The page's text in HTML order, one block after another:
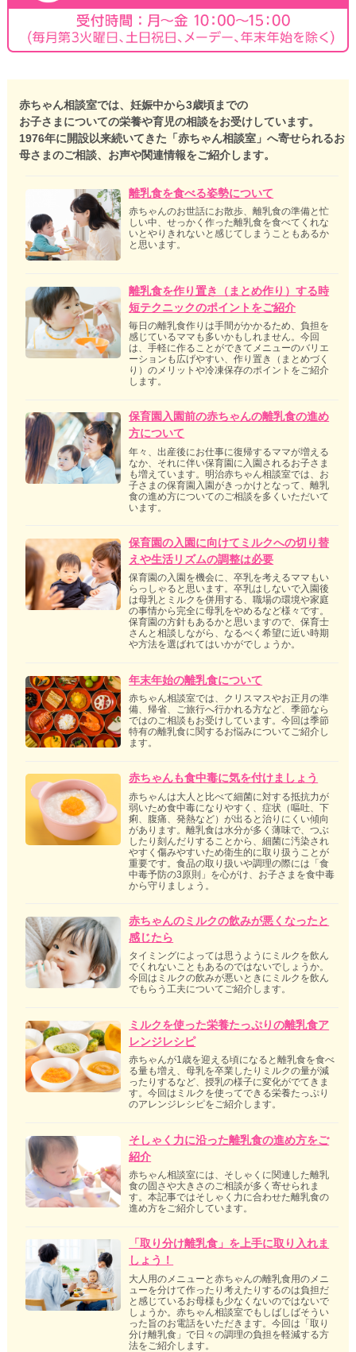
赤ちゃん相談室では、妊娠中から3歳頃までの
お子さまについての栄養や育児の相談をお受けしています。
1976年に開設以来続いてきた「赤ちゃん相談室」へ寄せられるお
母さまのご相談、お声や関連情報をご紹介します。
離乳食を食べる姿勢について
赤ちゃんのお世話にお散歩、離乳食の準備と忙
しい中、せっかく作った離乳食を食べてくれな
いとやりきれないと感じてしまうこともあるか
と思います。
離乳食を作り置き（まとめ作り）する時
短テクニックのポイントをご紹介
毎日の離乳食作りは手間がかかるため、負担を
感じているママも多いかもしれません。今回
は、手軽に作ることができてメニューのバリエ
ーションも広げやすい、作り置き（まとめづく
り）のメリットや冷凍保存のポイントをご紹介
します。
保育園入園前の赤ちゃんの離乳食の進め
方について
年々、出産後にお仕事に復帰するママが増える
なか、それに伴い保育園に入園されるお子さま
も増えています。明治赤ちゃん相談室では、お
子さまの保育園入園がきっかけとなって、離乳
食の進め方についてのご相談を多くいただいて
います。
保育園の入園に向けてミルクへの切り替
えや生活リズムの調整は必要
保育園の入園を機会に、卒乳を考えるママもい
らっしゃると思います。卒乳はしないで入園後
は母乳とミルクを併用する、職場の環境や家庭
の事情から完全に母乳をやめるなど様々です。
保育園の方針もあるかと思いますので、保育士
さんと相談しながら、なるべく希望に近い時期
や方法を選ばれてはいかがでしょうか。
年末年始の離乳食について
赤ちゃん相談室では、クリスマスやお正月の準
備、帰省、ご旅行へ行かれる方など、季節なら
ではのご相談もお受けしています。今回は季節
特有の離乳食に関するお悩みについてご紹介し
ます。
赤ちゃんも食中毒に気を付けましょう
赤ちゃんは大人と比べて細菌に対する抵抗力が
弱いため食中毒になりやすく、症状（嘔吐、下
痢、腹痛、発熱など）が出ると治りにくい傾向
があります。離乳食は水分が多く薄味で、つぶ
したり刻んだりすることから、細菌に汚染され
やすく傷みやすいため衛生的に取り扱うことが
重要です。食品の取り扱いや調理の際には「食
中毒予防の3原則」を心がけ、お子さまを食中毒
から守りましょう。
赤ちゃんのミルクの飲みが悪くなったと
感じたら
タイミングによっては思うようにミルクを飲ん
でくれないこともあるのではないでしょうか。
今回はミルクの飲みが悪いときにミルクを飲ん
でもらう工夫についてご紹介します。
ミルクを使った栄養たっぷりの離乳食ア
レンジレシピ
赤ちゃんが1歳を迎える頃になると離乳食を食べ
る量も増え、母乳を卒業したりミルクの量が減
ったりするなど、授乳の様子に変化がでてきま
す。今回はミルクを使ってできる栄養たっぷり
のアレンジレシピをご紹介します。
そしゃく力に沿った離乳食の進め方をご
紹介
赤ちゃん相談室には、そしゃくに関連した離乳
食の固さや大きさのご相談が多く寄せられま
す。本記事ではそしゃく力に合わせた離乳食の
進め方をご紹介しています。
「取り分け離乳食」を上手に取り入れま
しょう！
大人用のメニューと赤ちゃんの離乳食用のメニ
ューを分けて作ったり考えたりするのは負担だ
と感じているお母様も少なくないのではないで
しょうか。赤ちゃん相談室でもしばしばそうい
った旨のお電話をいただきます。今回は「取り
分け離乳食」で日々の調理の負担を軽減する方
法をご紹介します。